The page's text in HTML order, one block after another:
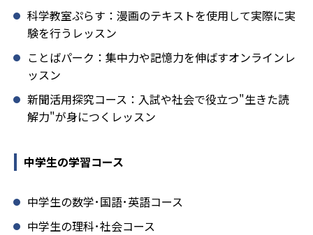
科学教室ぷらす：漫画のテキストを使用して実際に実
験を行うレッスン
ことばパーク：集中力や記憶力を伸ばすオンラインレ
ッスン
新聞活用探究コース：入試や社会で役立つ"生きた読
解力"が身につくレッスン
中学生の学習コース
中学生の数学･国語･英語コース
中学生の理科･社会コース